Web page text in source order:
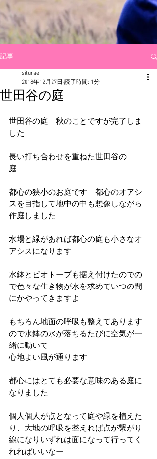
記事
世田谷の庭
siturae
2018年12月27日 読了時間: 1分
世田谷の庭　秋のことですが完了しま
した
長い打ち合わせを重ねた世田谷の
庭
都心の狭小のお庭です　都心のオアシ
スを目指して地中の中も想像しながら
作庭しました
水場と緑があれば都心の庭も小さなオ
アシスになります
水鉢とビオトープも据え付けたのでの
で色々な生き物が水を求めていつの間
にかやってきますよ
もちろん地面の呼吸も整えてあります
ので水鉢の水が落ちるたびに空気が一
緒に動いて
心地よい風が通ります
都心にはとても必要な意味のある庭に
なりました
個人個人が点となって庭や緑を植えた
り、大地の呼吸を整えれば点が繋がり
線になりいずれは面になって行ってく
れればいいなー